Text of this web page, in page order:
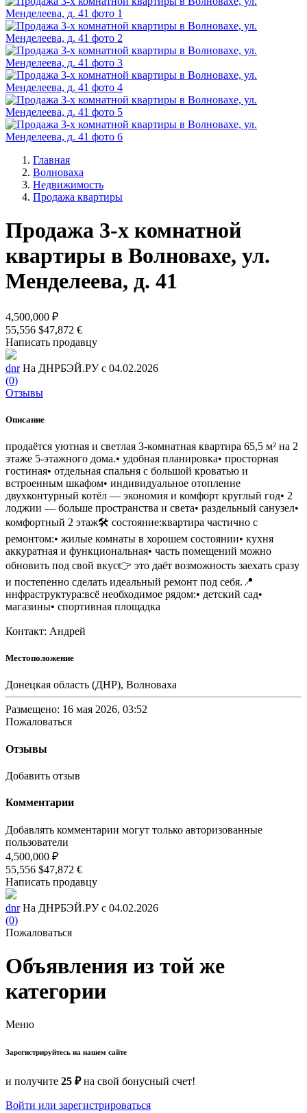
Главная
Волноваха
Недвижимость
Продажа квартиры
Продажа 3-х комнатной
квартиры в Волновахе, ул.
Менделеева, д. 41
4,500,000 ₽
55,556 $47,872 €
Написать продавцу
dnr На ДНРБЭЙ.РУ с 04.02.2026
(0)
Отзывы
Описание
продаётся уютная и светлая 3-комнатная квартира 65,5 м² на 2
этаже 5-этажного дома.• удобная планировка• просторная
гостиная• отдельная спальня с большой кроватью и
встроенным шкафом• индивидуальное отопление
двухконтурный котёл — экономия и комфорт круглый год• 2
лоджии — больше пространства и света• раздельный санузел•
комфортный 2 этаж🛠 состояние:квартира частично с
ремонтом:• жилые комнаты в хорошем состоянии• кухня
аккуратная и функциональная• часть помещений можно
обновить под свой вкус👉 это даёт возможность заехать сразу
и постепенно сделать идеальный ремонт под себя.📍
инфраструктура:всё необходимое рядом:• детский сад•
магазины• спортивная площадка
Контакт: Андрей
Местоположение
Донецкая область (ДНР), Волноваха
Размещено: 16 мая 2026, 03:52
Пожаловаться
Отзывы
Добавить отзыв
Комментарии
Добавлять комментарии могут только авторизованные
пользователи
4,500,000 ₽
55,556 $47,872 €
Написать продавцу
dnr На ДНРБЭЙ.РУ с 04.02.2026
(0)
Пожаловаться
Объявления из той же
категории
Меню
Зарегистрируйтесь на нашем сайте
и получите 25 ₽на свой бонусный счет!
Войти или зарегистрироваться